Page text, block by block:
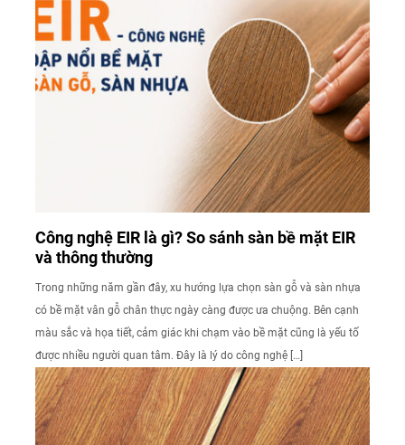
Công nghệ EIR là gì? So sánh sàn bề mặt EIR
và thông thường
Trong những năm gần đây, xu hướng lựa chọn sàn gỗ và sàn nhựa
có bề mặt vân gỗ chân thực ngày càng được ưa chuộng. Bên cạnh
màu sắc và họa tiết, cảm giác khi chạm vào bề mặt cũng là yếu tố
được nhiều người quan tâm. Đây là lý do công nghệ […]